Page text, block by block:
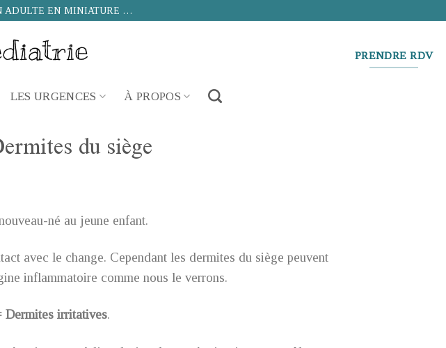
ADULTE EN MINIATURE …
PRENDRE RDV
LES URGENCES À PROPOS
du siège
né au jeune enfant.
avec le change. Cependant les dermites du siège peuvent
inflammatoire comme nous le verrons.
Dermites irritatives.